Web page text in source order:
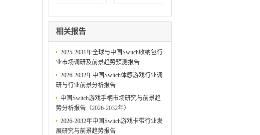
相关报告
2025-2031年全球与中国Switch收纳包行
业市场调研及前景趋势预测报告
2026-2032年中国Switch体感游戏行业调
研与行业前景分析报告
中国Switch游戏手柄市场研究与前景趋
势分析报告（2026-2032年）
2026-2032年中国Switch游戏卡带行业发
展研究与前景趋势报告